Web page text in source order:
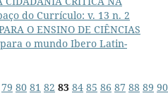
do Currículo: v. 13 n. 2
O ENSINO DE CIÊNCIAS
o mundo Ibero Latin-
79 80 81 82 83 84 85 86 87 88 89 90